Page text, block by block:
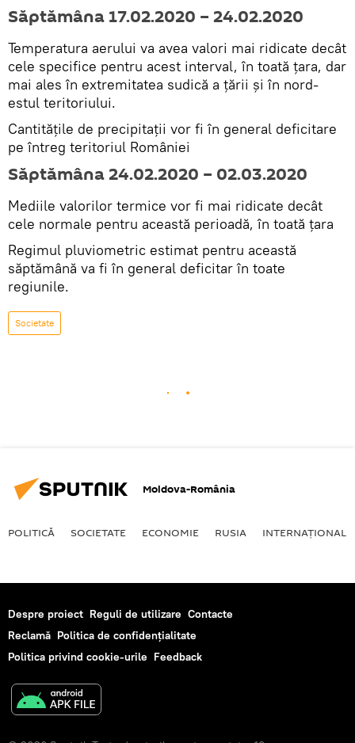
Săptămâna 17.02.2020 – 24.02.2020
Temperatura aerului va avea valori mai ridicate decât
cele specifice pentru acest interval, în toată țara, dar
mai ales în extremitatea sudică a țării și în nord-
estul teritoriului.
Cantitățile de precipitații vor fi în general deficitare
pe întreg teritoriul României
Săptămâna 24.02.2020 – 02.03.2020
Mediile valorilor termice vor fi mai ridicate decât
cele normale pentru această perioadă, în toată țara
Regimul pluviometric estimat pentru această
săptămână va fi în general deficitar în toate
regiunile.
Societate
Moldova-România
POLITICĂ SOCIETATE ECONOMIE RUSIA INTERNAŢIONAL
Despre proiect Reguli de utilizare Contacte
Reclamă Politica de confidențialitate
Politica privind cookie-urile Feedback